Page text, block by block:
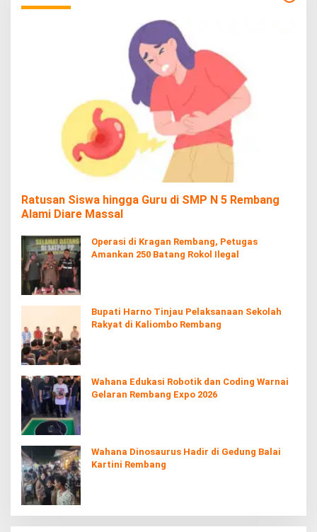
Ratusan Siswa hingga Guru di SMP N 5 Rembang
Alami Diare Massal
Operasi di Kragan Rembang, Petugas
Amankan 250 Batang Rokol Ilegal
Bupati Harno Tinjau Pelaksanaan Sekolah
Rakyat di Kaliombo Rembang
Wahana Edukasi Robotik dan Coding Warnai
Gelaran Rembang Expo 2026
Wahana Dinosaurus Hadir di Gedung Balai
Kartini Rembang